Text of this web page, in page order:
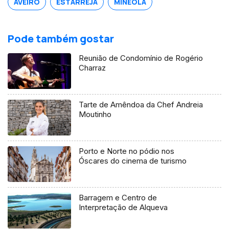
Pode também gostar
Reunião de Condomínio de Rogério
Charraz
Tarte de Amêndoa da Chef Andreia
Moutinho
Porto e Norte no pódio nos
Óscares do cinema de turismo
Barragem e Centro de
Interpretação de Alqueva